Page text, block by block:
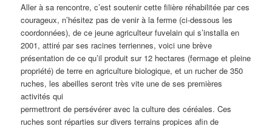
Aller à sa rencontre, c’est soutenir cette filière réhabilitée par ces
courageux, n’hésitez pas de venir à la ferme (ci-dessous les
coordonnées), de ce jeune agriculteur fuvelain qui s’installa en
2001, attiré par ses racines terriennes, voici une brève
présentation de ce qu’il produit sur 12 hectares (fermage et pleine
propriété) de terre en agriculture biologique, et un rucher de 350
ruches, les abeilles seront très vite une de ses premières
activités qui
permettront de persévérer avec la culture des céréales. Ces
ruches sont réparties sur divers terrains propices afin de